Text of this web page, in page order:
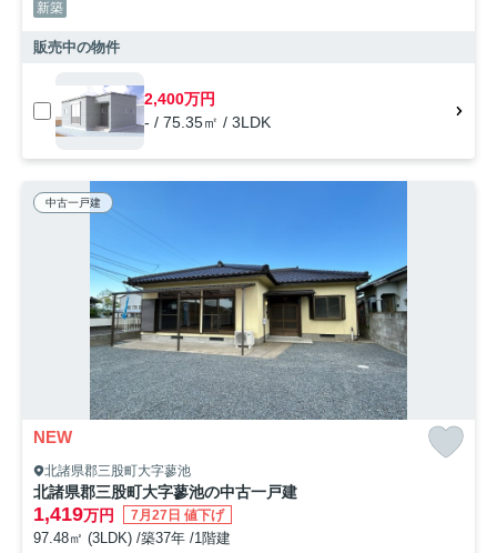
新築
販売中の物件
2,400万円
- / 75.35㎡ / 3LDK
中古一戸建
NEW
北諸県郡三股町大字蓼池
北諸県郡三股町大字蓼池の中古一戸建
1,419万円 7月27日 値下げ
97.48㎡ (3LDK) /築37年 /1階建